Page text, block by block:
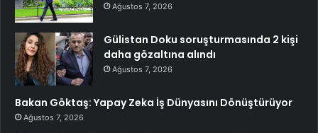
Ağustos 7, 2026
Gülistan Doku soruşturmasında 2 kişi
daha gözaltına alındı
Ağustos 7, 2026
Bakan Göktaş: Yapay Zeka İş Dünyasını Dönüştürüyor
Ağustos 7, 2026